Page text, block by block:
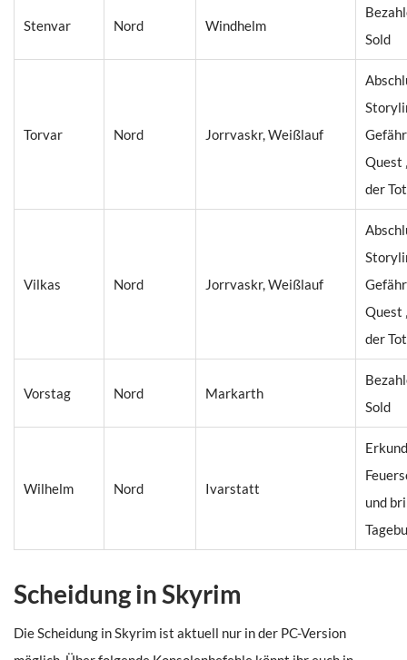
Stenvar Nord Windhelm
Sold
Torvar Nord Jorrvaskr, Weißlauf
Quest
der
Vilkas Nord Jorrvaskr, Weißlauf
Quest
der
Vorstag Nord Markarth
Sold
Wilhelm Nord Ivarstatt
und
Scheidung in Skyrim
Die Scheidung in Skyrim ist aktuell nur in der PC-Version